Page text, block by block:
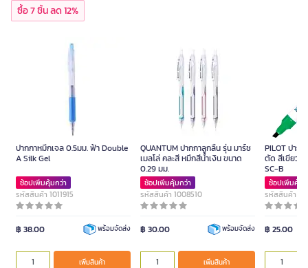
ซื้อ 7 ชิ้น ลด 12%
ปากกาหมึกเจล 0.5มม. ฟ้า Double
A Silk Gel
ช้อปเพิ่มคุ้มกว่า
รหัสสินค้า 1011915
฿ 38.00 พร้อมจัดส่ง
เพิ่มสินค้า
QUANTUM ปากกาลูกลื่น รุ่น มาร์ช
เมลโล่ คละสี หมึกสีน้ำเงิน ขนาด
0.29 มม.
ช้อปเพิ่มคุ้มกว่า
รหัสสินค้า 1008510
฿ 30.00 พร้อมจัดส่ง
เพิ่มสินค้า
PILOT ปาก
ตัด สีเขียว ข
SC-B
ช้อปเพิ่มคุ้ม
รหัสสินค้า
฿ 25.00